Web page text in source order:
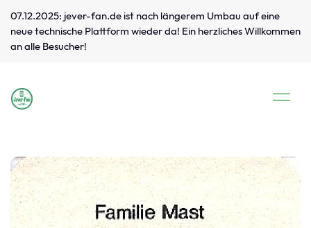
07.12.2025: jever-fan.de ist nach längerem Umbau auf eine
neue technische Plattform wieder da! Ein herzliches Willkommen
an alle Besucher!